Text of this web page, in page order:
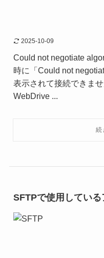
2025-10-09
Could not negotiate
時に「Could not
表示されて接続できま
WebDrive ...
SFTPで使用してい